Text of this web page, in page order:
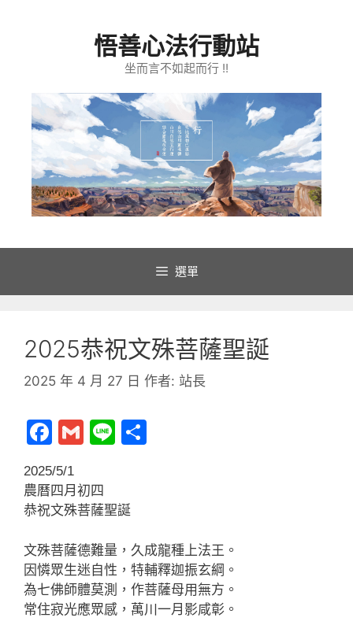
悟善心法行動站
坐而言不如起而行 !!
選單
2025恭祝文殊菩薩聖誕
2025 年 4 月 27 日 作者: 站長
F
c
e
o
o
k
G
ai
l
Li
2025/5/1
農曆四月初四
恭祝文殊菩薩聖誕
文殊菩薩德難量，久成龍種上法王。
因憐眾生迷自性，特輔釋迦振玄綱。
為七佛師體莫測，作菩薩母用無方。
常住寂光應眾感，萬川一月影咸彰。